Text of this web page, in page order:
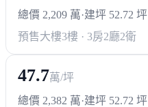
總價 2,209 萬·建坪 52.72 坪
預售大樓3樓 · 3房2廳2衛
47.7萬/坪
總價 2,382 萬·建坪 52.72 坪